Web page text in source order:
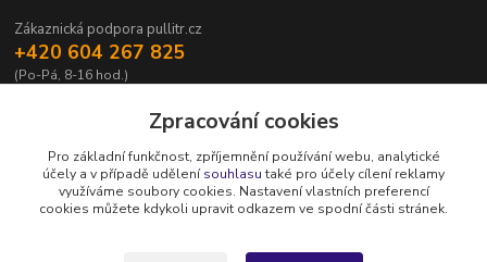
Zákaznická podpora pullitr.cz
+420 604 267 825
(Po-Pá, 8-16 hod.)
Zpracování cookies
Pro základní funkčnost, zpříjemnění používání webu, analytické
účely a v případě udělenísouhlasutaké pro účely cílení reklamy
využíváme soubory cookies. Nastavení vlastních preferencí
cookies můžete kdykoli upravit odkazem ve spodní části stránek.